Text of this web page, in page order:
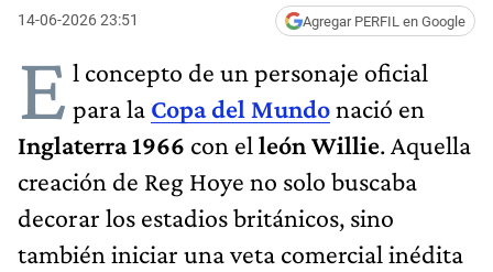
14-06-2026 23:51 Agregar PERFIL en Google
E l concepto de un personaje oficial
para la Copa del Mundonació en
Inglaterra 1966 con el león Willie. Aquella
creación de Reg Hoye no solo buscaba
decorar los estadios británicos, sino
también iniciar una veta comercial inédita